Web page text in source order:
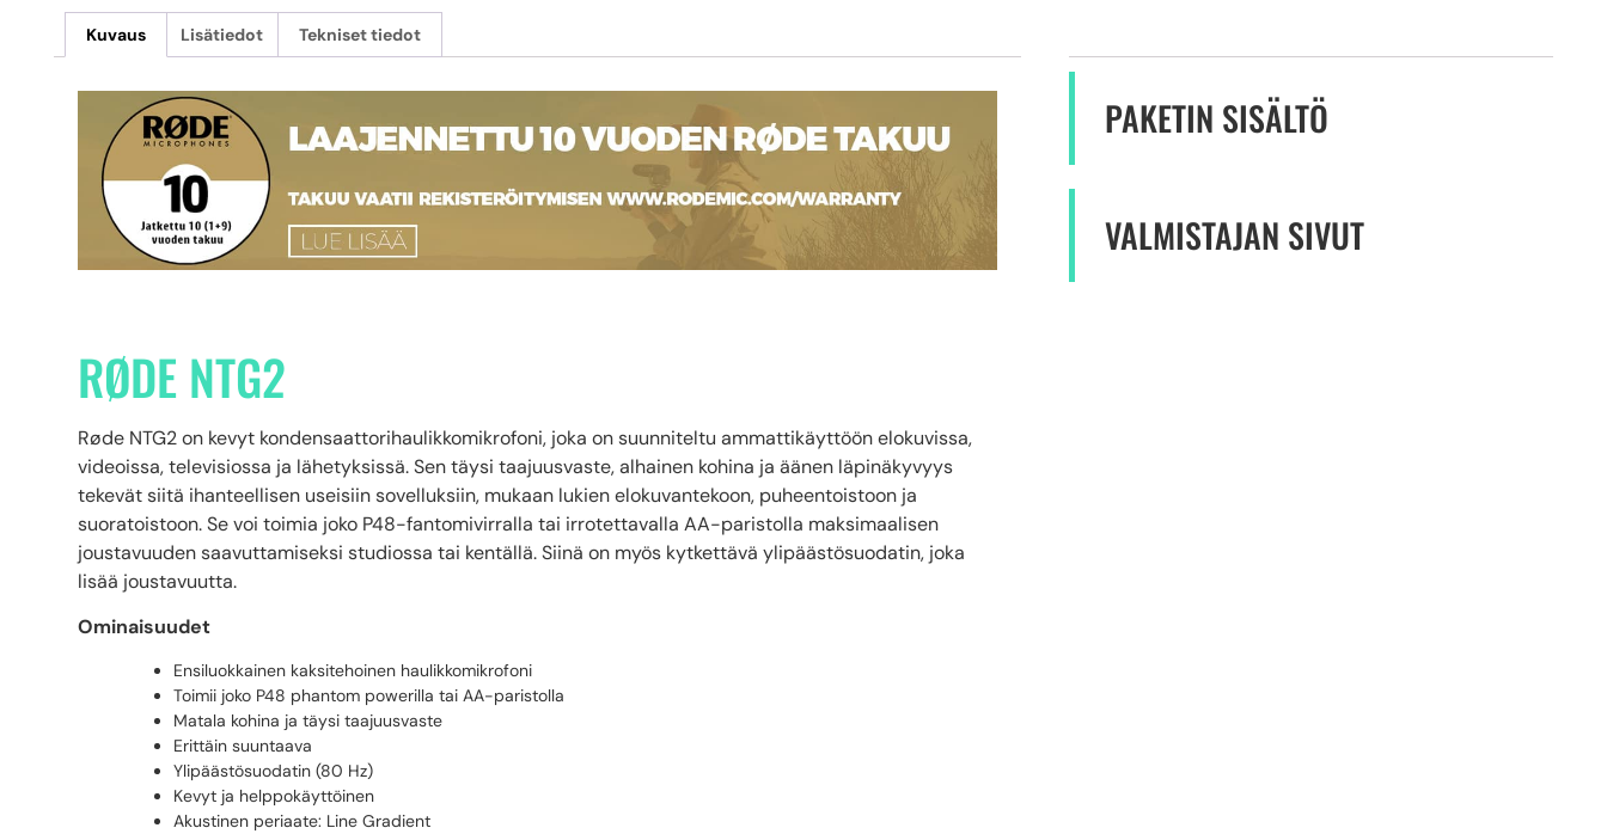
Kuvaus Lisätiedot Tekniset tiedot
RØDE NTG2
Røde NTG2 on kevyt kondensaattorihaulikkomikrofoni, joka on suunniteltu ammattikäyttöön elokuvissa,
videoissa, televisiossa ja lähetyksissä. Sen täysi taajuusvaste, alhainen kohina ja äänen läpinäkyvyys
tekevät siitä ihanteellisen useisiin sovelluksiin, mukaan lukien elokuvantekoon, puheentoistoon ja
suoratoistoon. Se voi toimia joko P48-fantomivirralla tai irrotettavalla AA-paristolla maksimaalisen
joustavuuden saavuttamiseksi studiossa tai kentällä. Siinä on myös kytkettävä ylipäästösuodatin, joka
lisää joustavuutta.
Ominaisuudet
Ensiluokkainen kaksitehoinen haulikkomikrofoni
Toimii joko P48 phantom powerilla tai AA-paristolla
Matala kohina ja täysi taajuusvaste
Erittäin suuntaava
Ylipäästösuodatin (80 Hz)
Kevyt ja helppokäyttöinen
Akustinen periaate: Line Gradient
PAKETIN SISÄLTÖ
VALMISTAJAN SIVUT